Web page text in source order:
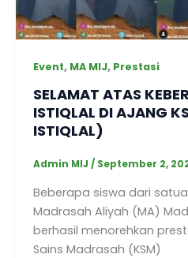
Event, MA MIJ, Prestasi
SELAMAT ATAS
ISTIQLAL DI AJANG
ISTIQLAL)
Admin MIJ / September 2,
Beberapa siswa dari
Madrasah Aliyah (MA)
berhasil menorehkan
Sains Madrasah (KSM)